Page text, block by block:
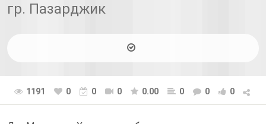
гр. Пазарджик
1191 0 0 0 0.00 0 0 0